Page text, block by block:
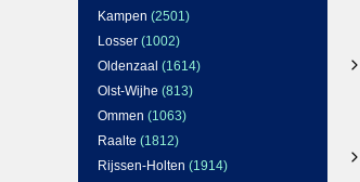
Kampen (2501)
Losser (1002)
Oldenzaal (1614)
Olst-Wijhe (813)
Ommen (1063)
Raalte (1812)
Rijssen-Holten (1914)